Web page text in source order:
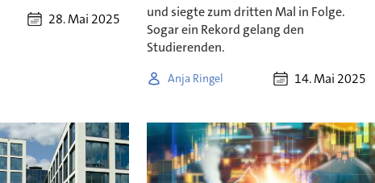
28. Mai 2025
und siegte zum dritten Mal in Folge.
Sogar ein Rekord gelang den
Studierenden.
Anja Ringel 14. Mai 2025